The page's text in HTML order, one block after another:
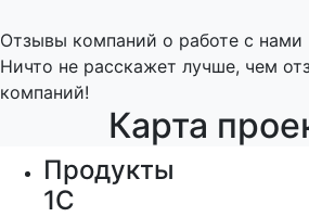
Отзывы компаний о работе с нами
Ничто не расскажет лучше, чем
компаний!
Карта
Продукты
1С